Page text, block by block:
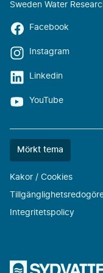
Sweden Water
Facebook
Instagram
Linkedin
YouTube
Färgtemat
Mörkt tema
Kakor / Cookies
Integritetspolicy